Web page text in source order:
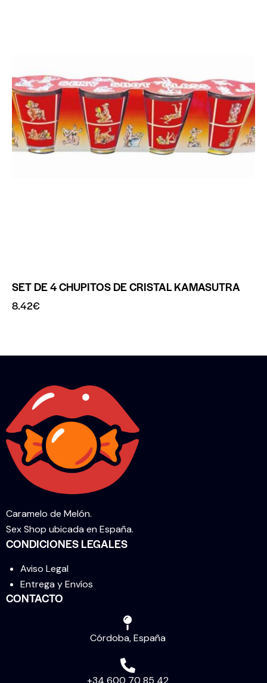
SET DE 4 CHUPITOS DE CRISTAL KAMASUTRA
8.42€
Caramelo de Melón.
Sex Shop ubicada en España.
CONDICIONES LEGALES
Aviso Legal
Entrega y Envíos
CONTACTO
Córdoba, España
+34 600 70 85 42